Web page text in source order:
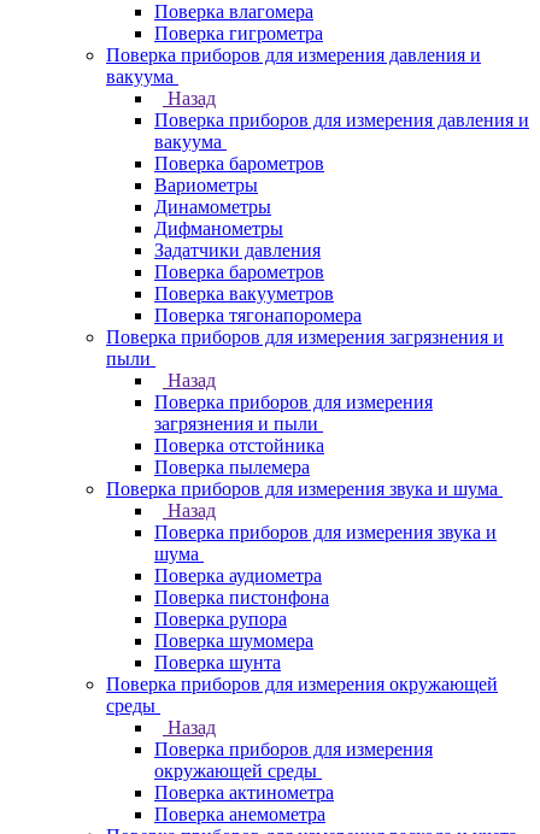
Поверка влагомера
Поверка гигрометра
Поверка приборов для измерения давления и
вакуума
Назад
Поверка приборов для измерения давления и
вакуума
Поверка барометров
Вариометры
Динамометры
Дифманометры
Задатчики давления
Поверка барометров
Поверка вакууметров
Поверка тягонапоромера
Поверка приборов для измерения загрязнения и
пыли
Назад
Поверка приборов для измерения
загрязнения и пыли
Поверка отстойника
Поверка пылемера
Поверка приборов для измерения звука и шума
Назад
Поверка приборов для измерения звука и
шума
Поверка аудиометра
Поверка пистонфона
Поверка рупора
Поверка шумомера
Поверка шунта
Поверка приборов для измерения окружающей
среды
Назад
Поверка приборов для измерения
окружающей среды
Поверка актинометра
Поверка анемометра